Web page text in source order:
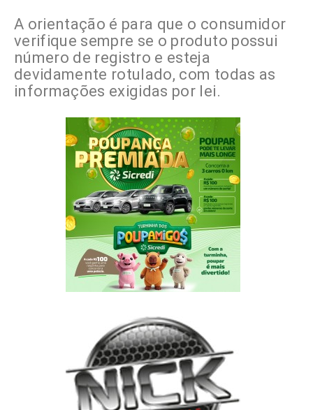
A orientação é para que o consumidor
verifique sempre se o produto possui
número de registro e esteja
devidamente rotulado, com todas as
informações exigidas por lei.